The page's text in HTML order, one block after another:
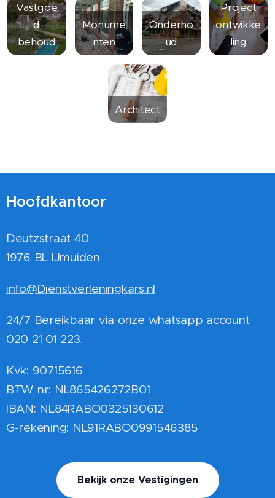
Vastgoe
d
behoud
Monume
nten
Onderho
ud
Project
ontwikke
ling
Architect
Hoofdkantoor
Deutzstraat 40
1976 BL IJmuiden
info@Dienstverleningkars.nl
24/7 Bereikbaar via onze whatsapp account
020 21 01 223.
Kvk: 90715616
BTW nr: NL865426272B01
IBAN: NL84RABO0325130612
G-rekening: NL91RABO0991546385
Bekijk onze Vestigingen